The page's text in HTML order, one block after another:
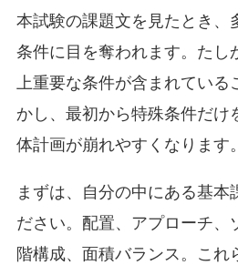
本試験の課題文を見たとき、
条件に目を奪われます。たし
上重要な条件が含まれている
かし、最初から特殊条件だけ
体計画が崩れやすくなります。
まずは、自分の中にある基本
ださい。配置、アプローチ、
階構成、面積バランス。これ